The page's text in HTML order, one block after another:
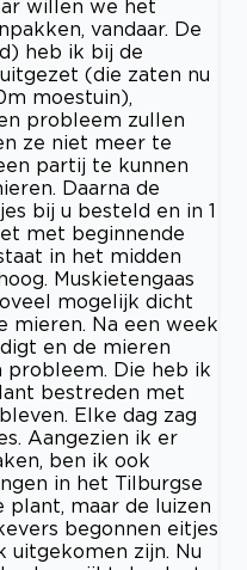
willen we het
vandaar. De
heb ik bij de
(die zaten nu
moestuin),
probleem zullen
ze niet meer te
partij te kunnen
Daarna de
bij u besteld en in 1
met beginnende
in het midden
Muskietengaas
mogelijk dicht
mieren. Na een week
en de mieren
probleem. Die heb ik
bestreden met
Elke dag zag
Aangezien ik er
ben ik ook
in het Tilburgse
plant, maar de luizen
begonnen eitjes
uitgekomen zijn. Nu